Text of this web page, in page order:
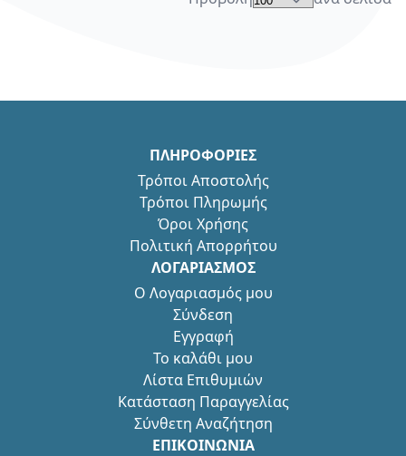
ΠΛΗΡΟΦΟΡΙΕΣ
Τρόποι Αποστολής
Τρόποι Πληρωμής
Όροι Χρήσης
Πολιτική Απορρήτου
ΛΟΓΑΡΙΑΣΜΟΣ
Ο Λογαριασμός μου
Σύνδεση
Εγγραφή
Το καλάθι μου
Λίστα Επιθυμιών
Κατάσταση Παραγγελίας
Σύνθετη Αναζήτηση
ΕΠΙΚΟΙΝΩΝΙΑ